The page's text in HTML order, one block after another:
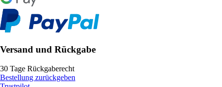
Versand und Rückgabe
30 Tage Rückgaberecht
Bestellung zurückgeben